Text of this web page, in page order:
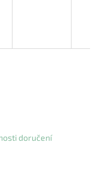
doručení